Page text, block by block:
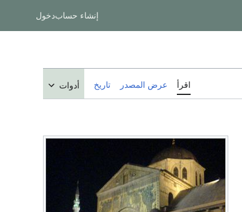
إنشاء حسابدخول
اقرأ عرض المصدر تاريخ أدوات